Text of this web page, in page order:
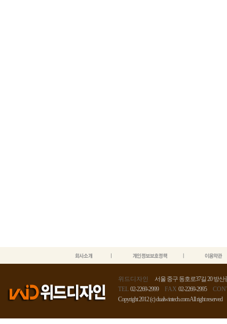
위드디자인
서울 중구 동호로37길 20 방산
TEL 02-2269-2999 FAX 02-2269-2995
Copyright 2012 (c) dualwintech.com All right reserved